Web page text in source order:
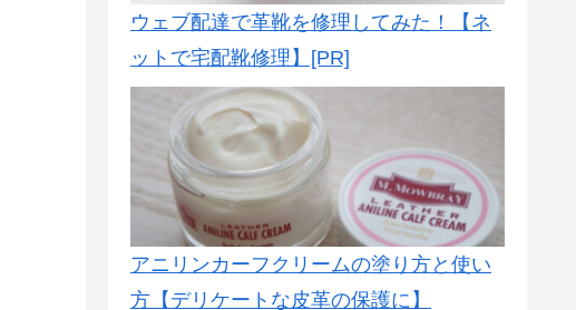
ウェブ配達で革靴を修理してみた！【ネ
ットで宅配靴修理】[PR]
アニリンカーフクリームの塗り方と使い
方【デリケートな皮革の保護に】